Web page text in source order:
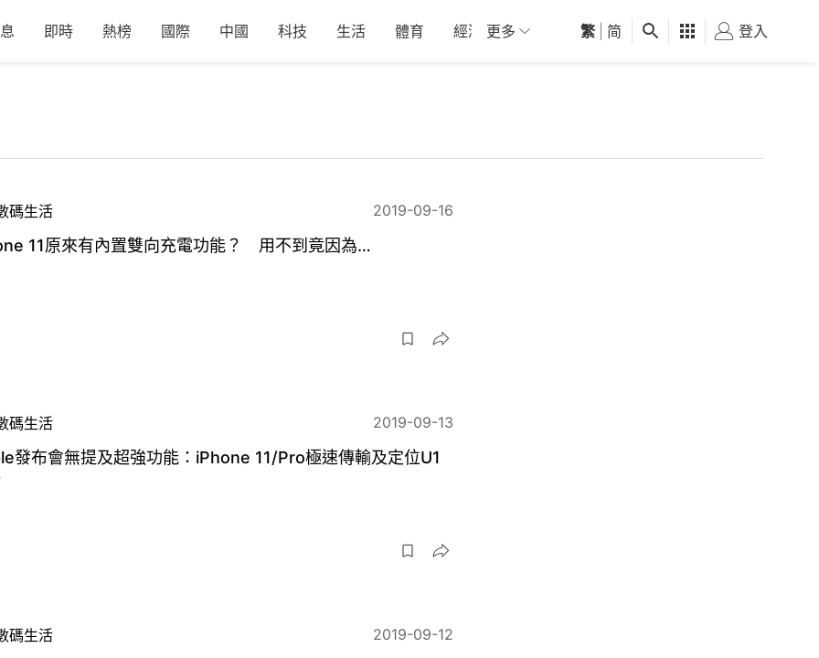
即時 熱榜 國際 中國 科技 生活 體育 經濟 01深圳 觀點 健康 好食玩飛
更多 繁 简 登入
碼生活 2019-09-16
11原來有內置雙向充電功能？ 用不到竟因為…
碼生活 2019-09-13
發布會無提及超強功能：iPhone 11/Pro極速傳輸及定位U1
碼生活 2019-09-12